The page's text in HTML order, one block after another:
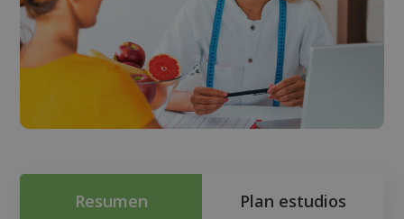
Resumen Plan estudios